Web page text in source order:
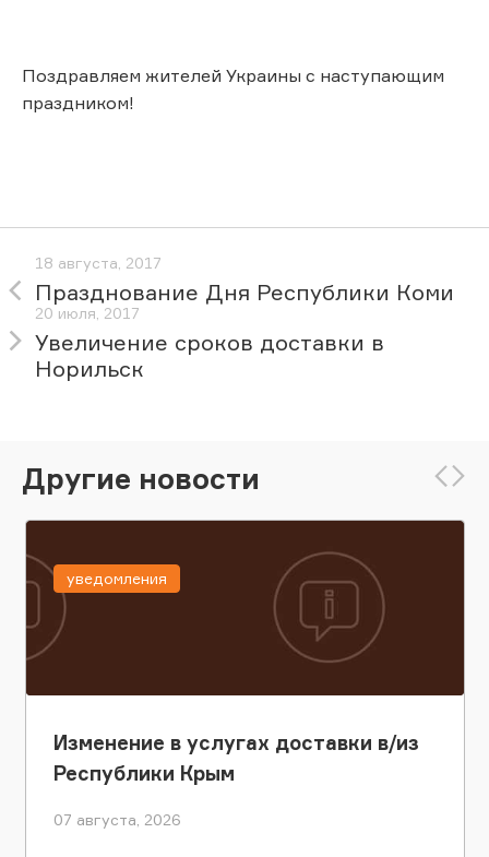
Поздравляем жителей Украины с наступающим
праздником!
18 августа, 2017
Празднование Дня Республики Коми
20 июля, 2017
Увеличение сроков доставки в
Норильск
Другие новости
Изменение в услугах доставки в/из
Республики Крым
07 августа, 2026
уведомления